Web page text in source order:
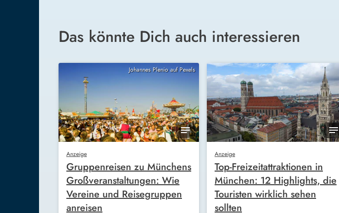
Das könnte Dich auch interessieren
Johannes Plenio auf Pexels
Anzeige
Gruppenreisen zu Münchens
Großveranstaltungen: Wie
Vereine und Reisegruppen
anreisen
Anzeige
Top-Freizeitattraktionen in
München: 12 Highlights, die
Touristen wirklich sehen
sollten